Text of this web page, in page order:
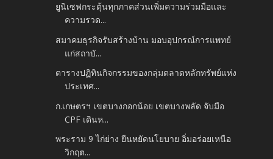
ยูนิเซฟกระตุ้นทุกภาคส่วนเพิ่มความร่วมมือและ
ความรวด...
สมาคมธุรกิจรับสร้างบ้าน มอบอุปกรณ์การแพทย์
แก่สถาบั...
ตารางปฏิทินกิจกรรมของกลุ่มตลาดหลักทรัพย์แห่ง
ประเทศ...
ก.เกษตรฯ เขตบางกอกน้อย เขตบางพลัด จับมือ
CPF เดินห...
พระราม 9 ไก่ย่าง ยืนหยัดนโยบาย อิ่มอร่อยเหนือ
วิกฤต...